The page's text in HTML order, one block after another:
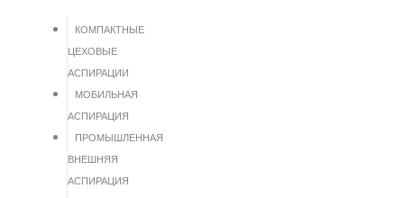
КОМПАКТНЫЕ
ЦЕХОВЫЕ
АСПИРАЦИИ
МОБИЛЬНАЯ
АСПИРАЦИЯ
ПРОМЫШЛЕННАЯ
ВНЕШНЯЯ
АСПИРАЦИЯ